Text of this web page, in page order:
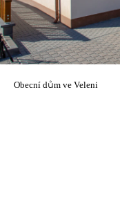
Obecní dům ve Veleni